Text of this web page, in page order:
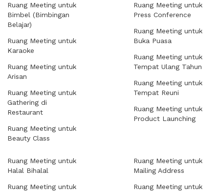
Ruang Meeting untuk
Bimbel (Bimbingan
Belajar)
Ruang Meeting untuk
Karaoke
Ruang Meeting untuk
Arisan
Ruang Meeting untuk
Gathering di
Restaurant
Ruang Meeting untuk
Beauty Class
Ruang Meeting untuk
Press Conference
Ruang Meeting untuk
Buka Puasa
Ruang Meeting untuk
Tempat Ulang Tahun
Ruang Meeting untuk
Tempat Reuni
Ruang Meeting untuk
Product Launching
Ruang Meeting untuk
Halal Bihalal
Ruang Meeting untuk
Ruang Meeting untuk
Mailing Address
Ruang Meeting untuk